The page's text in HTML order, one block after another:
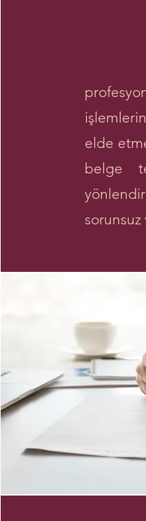
YYS
elde
belge
sorunsuz